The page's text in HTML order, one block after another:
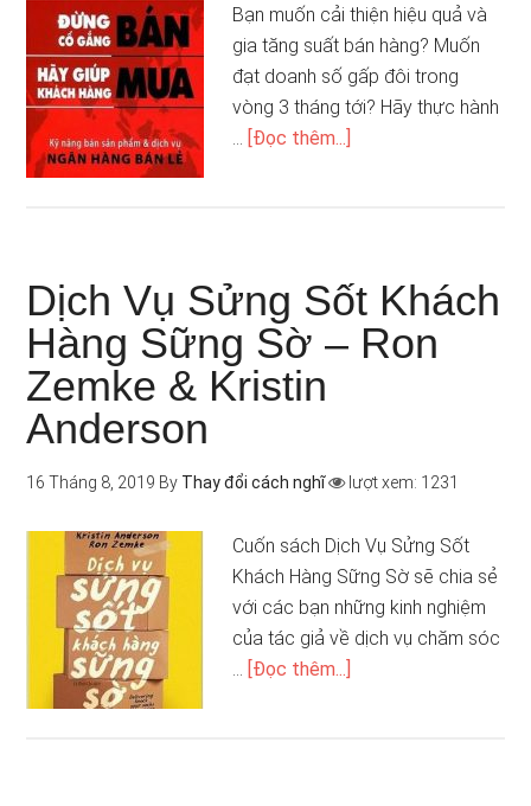
Bạn muốn cải thiện hiệu quả và
gia tăng suất bán hàng? Muốn
đạt doanh số gấp đôi trong
vòng 3 tháng tới? Hãy thực hành
… [Đọc thêm...]
Dịch Vụ Sửng Sốt Khách
Hàng Sững Sờ – Ron
Zemke & Kristin
Anderson
16 Tháng 8, 2019 By Thay đổi cách nghĩ lượt xem: 1231
Cuốn sách Dịch Vụ Sửng Sốt
Khách Hàng Sững Sờ sẽ chia sẻ
với các bạn những kinh nghiệm
của tác giả về dịch vụ chăm sóc
… [Đọc thêm...]